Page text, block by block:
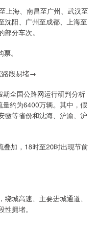
上海、南昌至广州、武汉至
沈阳、广州至成都、上海至
分车次。
。
路段易堵→
期全国公路网运行研判分析
量约为6400万辆。其中，假
徽等省份和沈海、沪渝、沪
叠加，18时至20时出现节前
城高速、主要进城通道、
拥堵。